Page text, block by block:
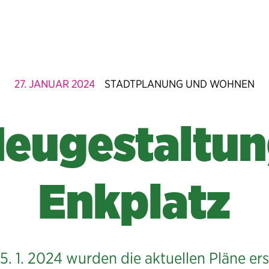
27. JANUAR 2024 STADTPLANUNG UND WOHNEN
Enkplatz
1. 2024 wurden die aktuellen Pläne